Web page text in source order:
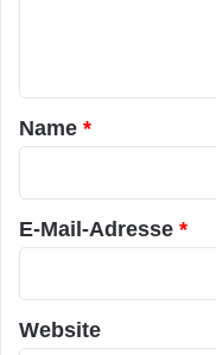
a
r
*
Name *
E-Mail-Adresse *
Website